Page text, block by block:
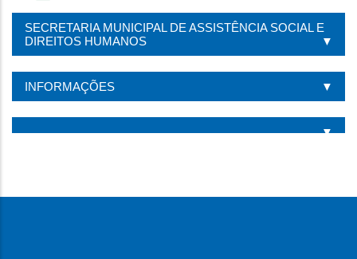
PÁGINA
SECRETARIA MUNICIPAL DE ASSISTÊNCIA SOCIAL E
DIREITOS HUMANOS
INFORMAÇÕES